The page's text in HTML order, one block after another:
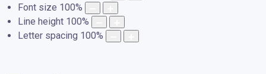
Font size 100%
Line height 100%
Letter spacing 100%